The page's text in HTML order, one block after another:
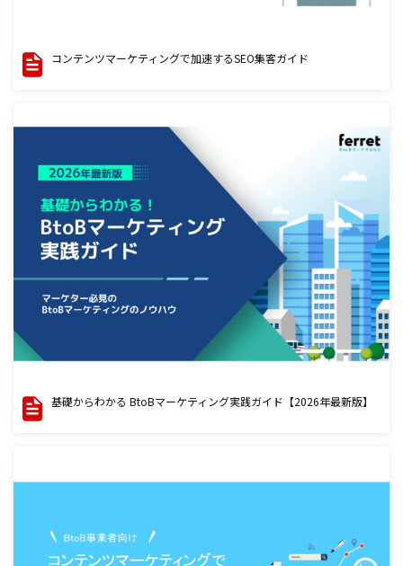
コンテンツマーケティングで加速するSEO集客ガイド
基礎からわかる BtoBマーケティング実践ガイド【2026年最新版】